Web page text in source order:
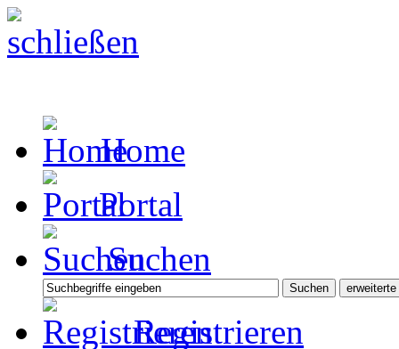
Home
Portal
Suchen
Registrieren